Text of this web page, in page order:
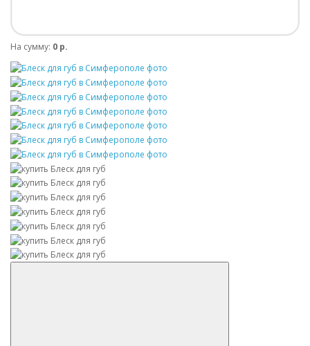
На сумму: 0 р.